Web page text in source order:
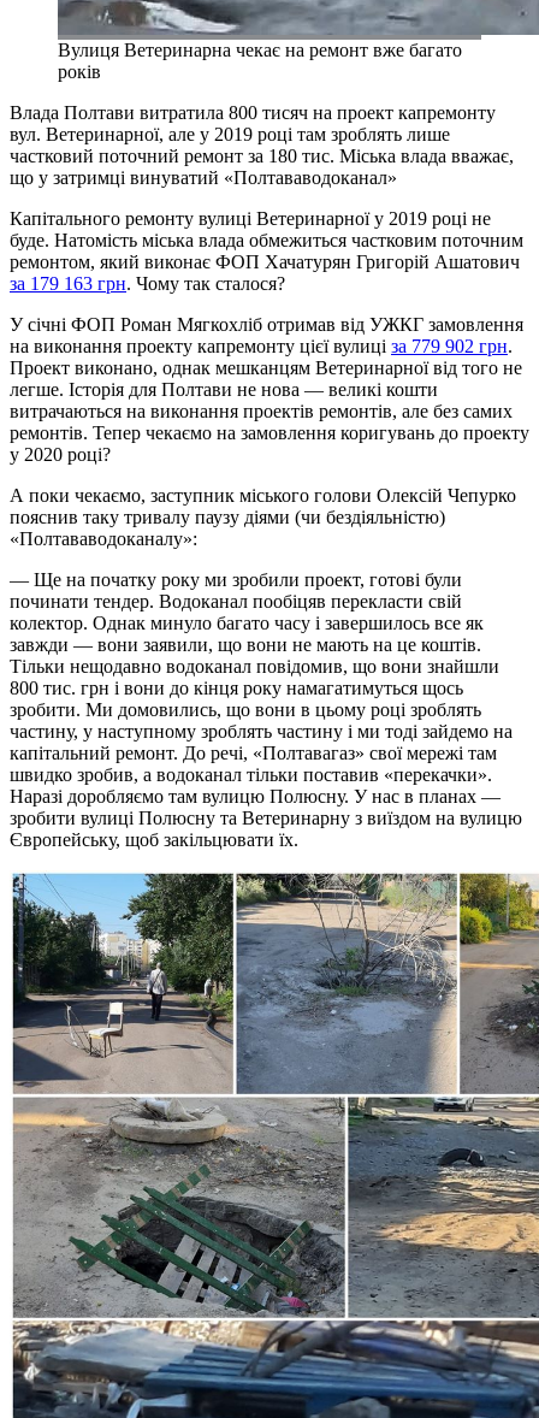
Вулиця Ветеринарна чекає на ремонт вже багато
років
Влада Полтави витратила 800 тисяч на проект капремонту
вул. Ветеринарної, але у 2019 році там зроблять лише
частковий поточний ремонт за 180 тис. Міська влада вважає,
що у затримці винуватий «Полтававодоканал»
Капітального ремонту вулиці Ветеринарної у 2019 році не
буде. Натомість міська влада обмежиться частковим поточним
ремонтом, який виконає ФОП Хачатурян Григорій Ашатович
за 179 163 грн. Чому так сталося?
У січні ФОП Роман Мягкохліб отримав від УЖКГ замовлення
на виконання проекту капремонту цієї вулиці за 779 902 грн.
Проект виконано, однак мешканцям Ветеринарної від того не
легше. Історія для Полтави не нова — великі кошти
витрачаються на виконання проектів ремонтів, але без самих
ремонтів. Тепер чекаємо на замовлення коригувань до проекту
у 2020 році?
А поки чекаємо, заступник міського голови Олексій Чепурко
пояснив таку тривалу паузу діями (чи бездіяльністю)
«Полтававодоканалу»:
— Ще на початку року ми зробили проект, готові були
починати тендер. Водоканал пообіцяв перекласти свій
колектор. Однак минуло багато часу і завершилось все як
завжди — вони заявили, що вони не мають на це коштів.
Тільки нещодавно водоканал повідомив, що вони знайшли
800 тис. грн і вони до кінця року намагатимуться щось
зробити. Ми домовились, що вони в цьому році зроблять
частину, у наступному зроблять частину і ми тоді зайдемо на
капітальний ремонт. До речі, «Полтавагаз» свої мережі там
швидко зробив, а водоканал тільки поставив «перекачки».
Наразі доробляємо там вулицю Полюсну. У нас в планах —
зробити вулиці Полюсну та Ветеринарну з виїздом на вулицю
Європейську, щоб закільцювати їх.